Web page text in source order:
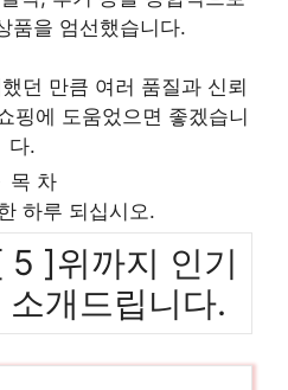
품을 엄선했습니다.
던 만큼 여러 품질과 신뢰
핑에 도움었으면 좋겠습니
다.
목 차
하루 되십시오.
]위까지 인기
개드립니다.